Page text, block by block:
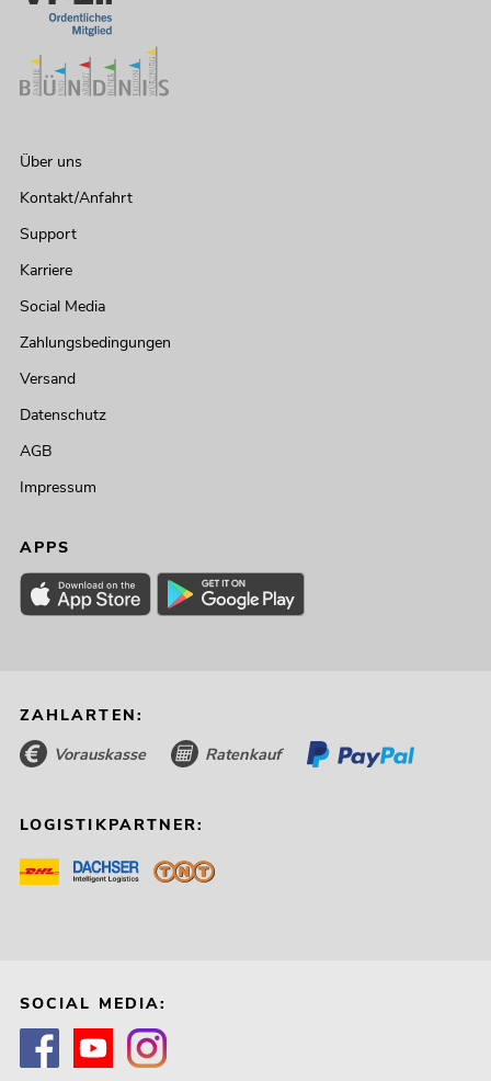
Über uns
Kontakt/Anfahrt
Support
Karriere
Social Media
Zahlungsbedingungen
Versand
Datenschutz
AGB
Impressum
APPS
ZAHLARTEN:
Vorauskasse Ratenkauf
LOGISTIKPARTNER:
SOCIAL MEDIA: